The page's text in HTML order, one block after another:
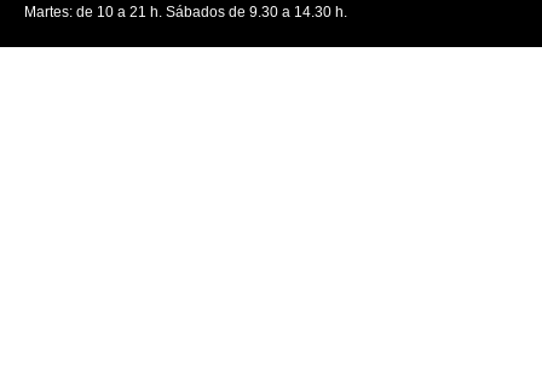
Martes: de 10 a 21 h. Sábados de 9.30 a 14.30 h.